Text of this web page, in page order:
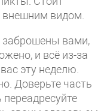
видом.
заброшены вами,
и всё из-за
эту неделю.
Доверьте часть